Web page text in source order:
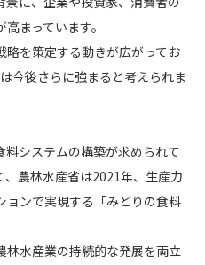
まっています。
略を策定する動きが広がってお
今後さらに強まると考えられま
システムの構築が求められて
農林水産省は2021年、生産力
ョンで実現する 「みどりの食料
林水産業の持続的な発展を両立